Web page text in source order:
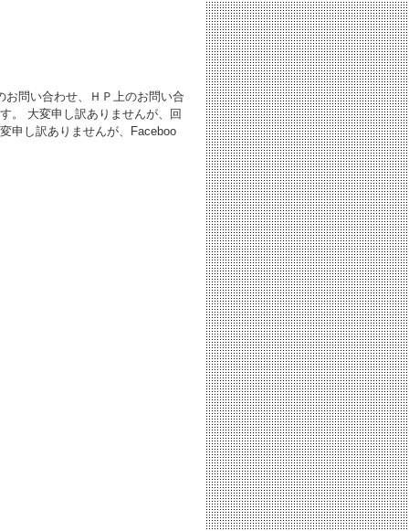
問い合わせ、ＨＰ上のお問い合
。 大変申し訳ありませんが、回
申し訳ありませんが、Faceboo